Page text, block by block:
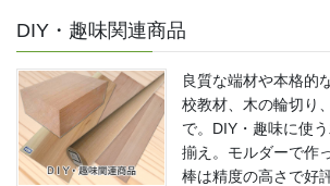
DIY・趣味関連商品
良質な端材や本格的
校教材、木の輪切り
で。DIY・趣味に使
揃え。モルダーで作
棒は精度の高さで好